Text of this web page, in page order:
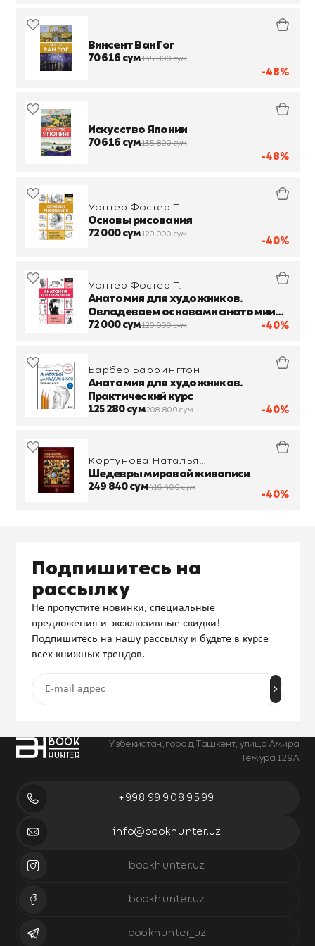
-48%
Винсент Ван Гог
70 616 сум135 800 сум
-48%
Искусство Японии
70 616 сум135 800 сум
-40%
Уолтер Фостер Т.
Основы рисования
72 000 сум120 000 сум
-40%
Уолтер Фостер Т.
Анатомия для художников.
Овладеваем основами анатомии
людей и животных
72 000 сум120 000 сум
-40%
Барбер Баррингтон
Анатомия для художников.
Практический курс
125 280 сум208 800 сум
-40%
Кортунова Наталья
Дмитриевна
Шедевры мировой живописи
249 840 сум416 400 сум
Узбекистан, город Ташкент, улица Амира
Темура 129А
+998 99 908 95 99
info@bookhunter.uz
bookhunter.uz
bookhunter.uz
bookhunter_uz
Подпишитесь на
рассылку
Не пропустите новинки, специальные
предложения и эксклюзивные скидки!
Подпишитесь на нашу рассылку и будьте в курсе
всех книжных трендов.